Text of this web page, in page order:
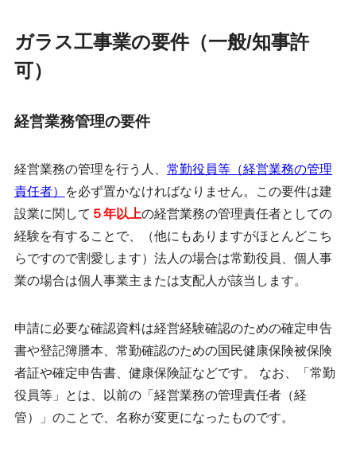
ガラス工事業の要件（一般/知事許
可）
経営業務管理の要件
経営業務の管理を行う人、 常勤役員等（経営業務の管理
責任者）
を必ず置かなければなりません。この要件は建
設業に関して ５年以上の経営業務の管理責任者としての
経験を有することで、（他にもありますがほとんどこち
らですので割愛します）法人の場合は常勤役員、個人事
業の場合は個人事業主または支配人が該当します。
申請に必要な確認資料は経営経験確認のための確定申告
書や登記簿謄本、常勤確認のための国民健康保険被保険
者証や確定申告書、健康保険証などです。 なお、「常勤
役員等」とは、以前の「経営業務の管理責任者（経
管）」のことで、名称が変更になったものです。